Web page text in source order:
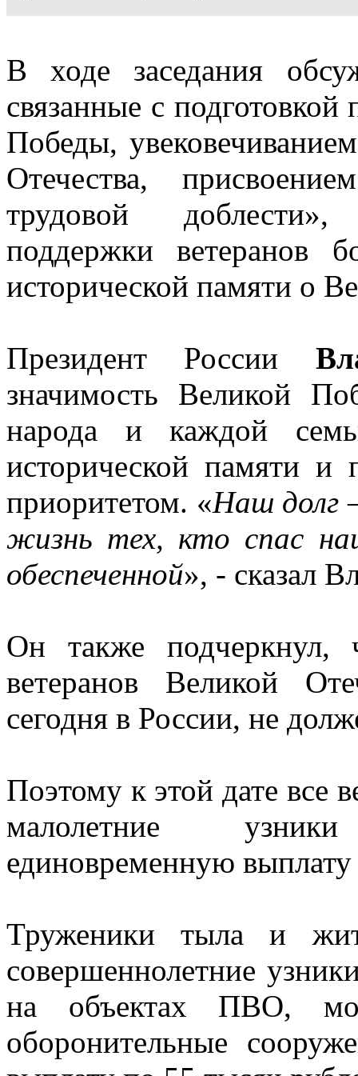
В ходе заседания
связанные с
Победы,
Отечества,
трудовой
поддержки ветеранов
исторической памяти о
Президент России
значимость Великой
народа и каждой
исторической памяти и
приоритетом. «Наш долг
жизнь тех, кто спас
обеспеченной», - сказал
Он также
ветеранов Великой
сегодня в России, не
Поэтому к этой дате все
малолетние
единовременную
Труженики тыла и
совершеннолетние
на объектах ПВО,
оборонительные